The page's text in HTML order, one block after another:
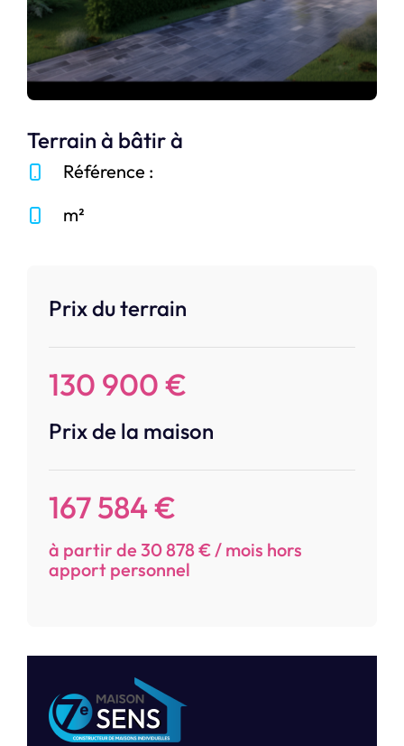
Prix du terrain
130 900 €
Prix de la maison
167 584 €
à partir de 30 878 € / mois hors
apport personnel
Terrain à bâtir à
Référence :
m²